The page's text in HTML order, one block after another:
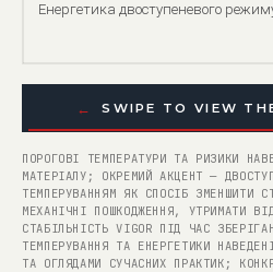
Енергетика двоступеневого
← SWIPE TO VIEW
ПОРОГОВІ ТЕМПЕРАТУРИ ТА РИЗИКИ
МАТЕРІАЛУ; ОКРЕМИЙ АКЦЕНТ —
ТЕМПЕРУВАННЯМ ЯК СПОСІБ ЗМЕНШИТИ
МЕХАНІЧНІ ПОШКОДЖЕННЯ, УТРИМАТИ
СТАБІЛЬНІСТЬ VIGOR ПІД ЧАС
ТЕМПЕРУВАННЯ ТА ЕНЕРГЕТИКИ
ТА ОГЛЯДАМИ СУЧАСНИХ ПРАКТИК;